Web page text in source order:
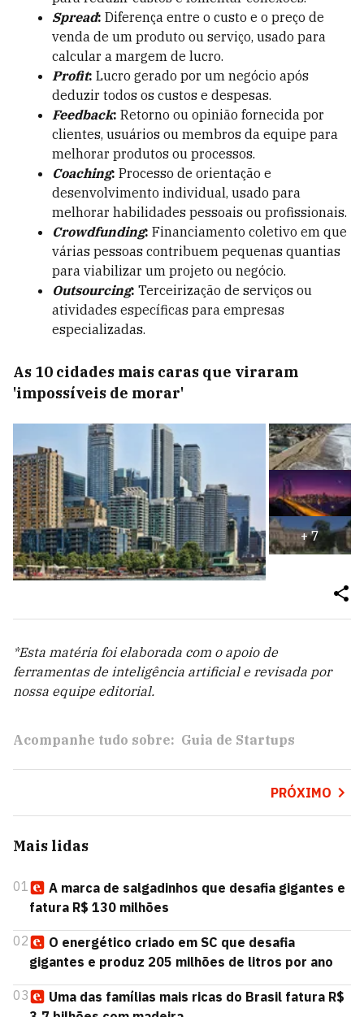
Spread: Diferença entre o custo e o preço de
venda de um produto ou serviço, usado para
calcular a margem de lucro.
Profit: Lucro gerado por um negócio após
deduzir todos os custos e despesas.
Feedback: Retorno ou opinião fornecida por
clientes, usuários ou membros da equipe para
melhorar produtos ou processos.
Coaching: Processo de orientação e
desenvolvimento individual, usado para
melhorar habilidades pessoais ou profissionais.
Crowdfunding: Financiamento coletivo em que
várias pessoas contribuem pequenas quantias
para viabilizar um projeto ou negócio.
Outsourcing: Terceirização de serviços ou
atividades específicas para empresas
especializadas.
As 10 cidades mais caras que viraram
'impossíveis de morar'
+7
*Esta matéria foi elaborada com o apoio de
ferramentas de inteligência artificial e revisada por
nossa equipe editorial.
Acompanhe tudo sobre: Guia de Startups
PRÓXIMO
Mais lidas
01
A marca de salgadinhos que desafia gigantes e
fatura R$ 130 milhões
02
O energético criado em SC que desafia
gigantes e produz 205 milhões de litros por ano
03
Uma das famílias mais ricas do Brasil fatura R$